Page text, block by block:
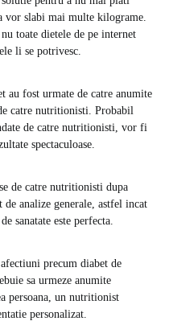
slabi mai multe kilograme.
nu toate dietele de pe internet
li se potrivesc.
au fost urmate de catre anumite
catre nutritionisti. Probabil
de catre nutritionisti, vor fi
spectaculoase.
de catre nutritionisti dupa
de analize generale, astfel incat
sanatate este perfecta.
precum diabet de
sa urmeze anumite
persoana, un nutritionist
personalizat.